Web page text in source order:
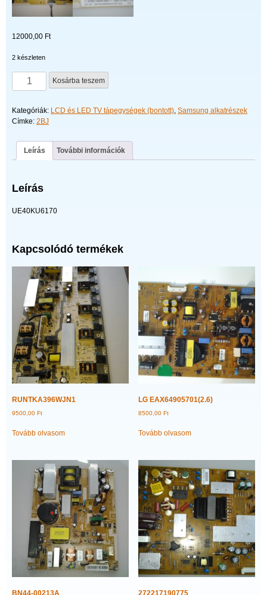
12000,00 Ft
2 készleten
BN44-
Kosárba teszem
Kategóriák: LCD és LED TV tápegységek (bontott), Samsung alkatrészek
Címke: 2BJ
Leírás További információk
Leírás
UE40KU6170
Kapcsolódó termékek
RUNTKA396WJN1
9500,00 Ft
Tovább olvasom
LG EAX64905701(2.6)
8500,00Ft
Tovább olvasom
BN44-00213A 272217190775